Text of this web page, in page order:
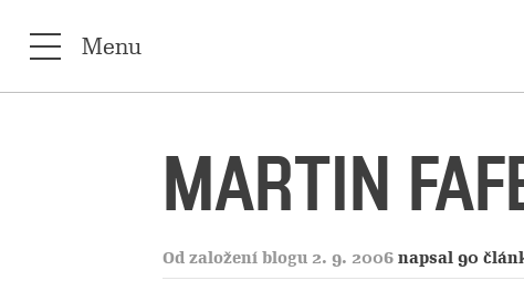
Menu
MARTIN
Od založení blogu 2. 9. 2006 napsal 90